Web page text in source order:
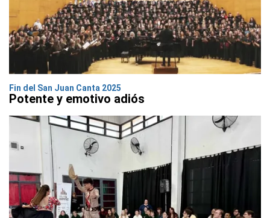
Fin del San Juan Canta 2025
Potente y emotivo adiós